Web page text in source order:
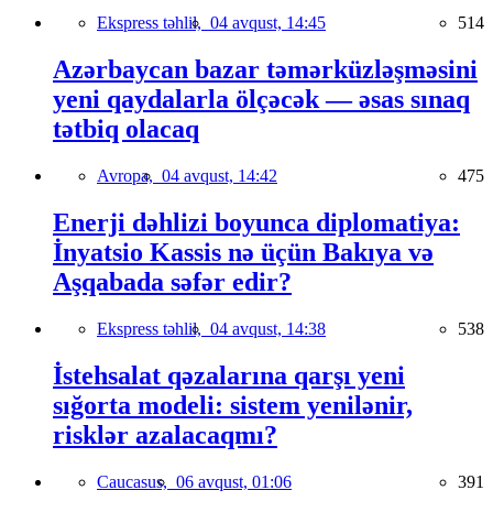
Ekspress təhlil, 04 avqust, 14:45 514
Azərbaycan bazar təmərküzləşməsini
yeni qaydalarla ölçəcək — əsas sınaq
tətbiq olacaq
Avropa, 04 avqust, 14:42 475
Enerji dəhlizi boyunca diplomatiya:
İnyatsio Kassis nə üçün Bakıya və
Aşqabada səfər edir?
Ekspress təhlil, 04 avqust, 14:38 538
İstehsalat qəzalarına qarşı yeni
sığorta modeli: sistem yenilənir,
risklər azalacaqmı?
Caucasus, 06 avqust, 01:06 391